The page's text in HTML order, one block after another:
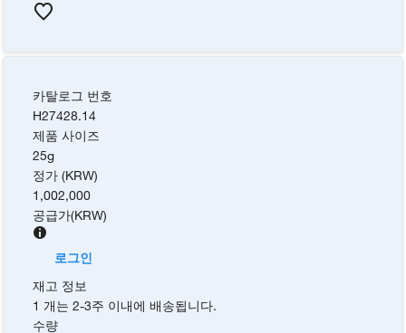
카탈로그 번호
H27428.14
제품 사이즈
25g
정가 (KRW)
1,002,000
공급가(KRW)
로그인
재고 정보
1 개는 2-3주 이내에 배송됩니다.
수량